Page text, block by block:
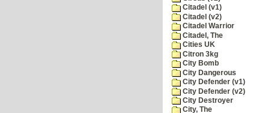
Citadel (v1)
Citadel (v2)
Citadel Warrior
Citadel, The
Cities UK
Citron 3kg
City Bomb
City Dangerous
City Defender (v1)
City Defender (v2)
City Destroyer
City, The